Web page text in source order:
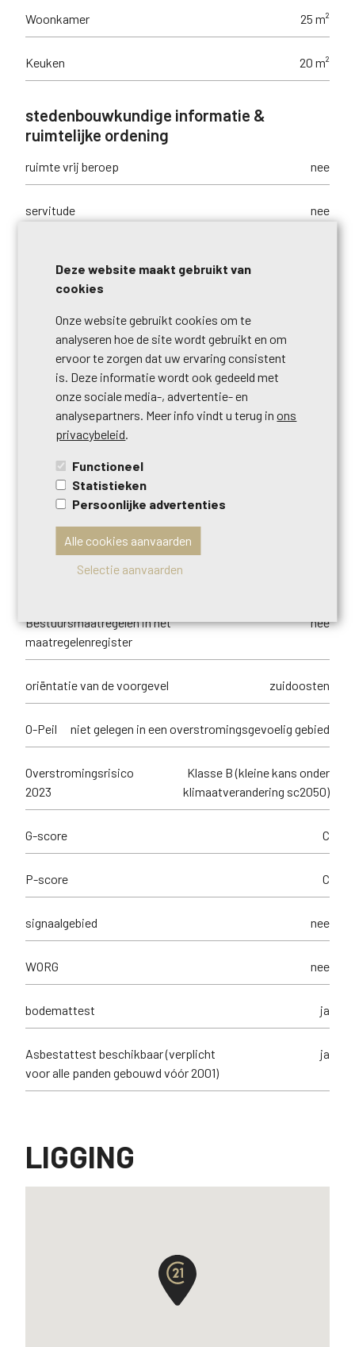
Woonkamer 25 m²
Keuken 20 m²
stedenbouwkundige informatie &
ruimtelijke ordening
ruimte vrij beroep nee
servitude nee
bouwvergunning
verkavelingvergunning
bestemming gebouw - type privé - woning
voorkooprecht
terrein - bestemming
dagvaardingstype
geen rechterlijke herstelmaatregel of
bestuurlijke maatregel opgelegd
Bestuursmaatregelen in het
maatregelenregister
nee
oriëntatie van de voorgevel zuidoosten
O-Peil niet gelegen in een overstromingsgevoelig gebied
Overstromingsrisico
2023
Klasse B (kleine kans onder
klimaatverandering sc2050)
G-score C
P-score C
signaalgebied nee
WORG nee
bodemattest ja
Asbestattest beschikbaar (verplicht
voor alle panden gebouwd vóór 2001)
ja
LIGGING
Deze website maakt gebruikt van
cookies
Onze website gebruikt cookies om te
analyseren hoe de site wordt gebruikt en om
ervoor te zorgen dat uw ervaring consistent
is. Deze informatie wordt ook gedeeld met
onze sociale media-, advertentie- en
analysepartners. Meer info vindt u terug in ons
privacybeleid
Functioneel
Statistieken
Persoonlijke advertenties
Alle cookies aanvaarden
Selectie aanvaarden